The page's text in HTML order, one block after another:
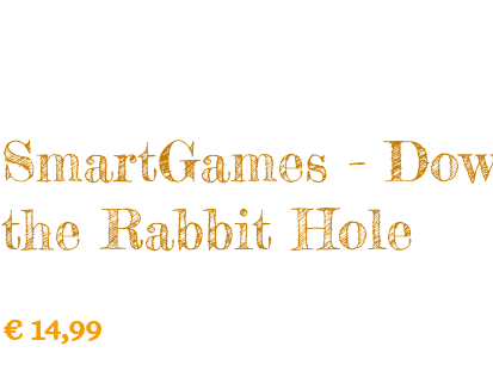
SmartGames -
the Rabbit Hole
€ 14,99